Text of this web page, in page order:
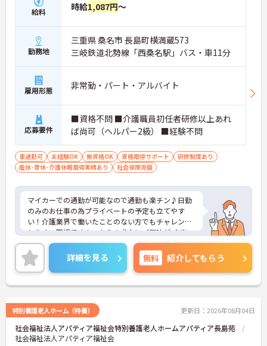
給料 時給1,087円～
勤務地
三重県 桑名市 長島町横満蔵573
三岐鉄道北勢線「西桑名駅」バス・車11分
雇用形態 非常勤・パート・アルバイト
応募要件
■資格不問 ■介護職員初任者研修以上あれ
ば尚可（ヘルパー2級） ■経験不問
車通勤可 未経験OK 無資格OK 資格取得サポート
研修制度あり
産休･育休･介護休暇取得実績あり
社会保険完備
マイカーでの通勤が可能なので通勤も楽チン♪日勤
のみのお仕事の為プライベートの予定も立てやす
い！介護業界で働いたことのない方でもチャレンジ
しやすい職場です！こちらの求人にご興味がござい
ましたら面接のポイントもお伝えしますので是非ご
応募お待ちしております。
詳細を見る 無料 紹介してもらう
特別養護老人ホーム（特養） 更新日：2026年08月04日
社会福祉法人アパティア福祉会特別養護老人ホームアパティア長島苑
社会福祉法人アパティア福祉会